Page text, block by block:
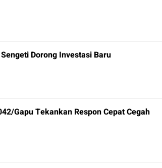
Dorong Investasi Baru
Gapu Tekankan Respon Cepat Cegah